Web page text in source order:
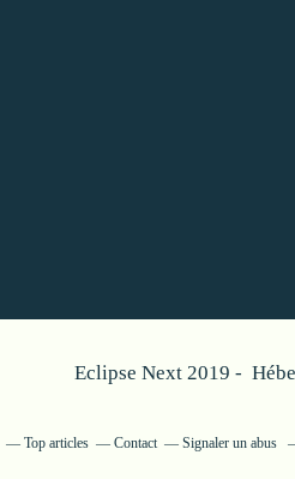
Eclipse Next 2019 -
Top articles Contact Signaler un abus